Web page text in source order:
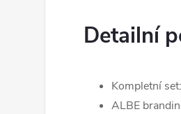
Detailní
Kompletní
ALBE